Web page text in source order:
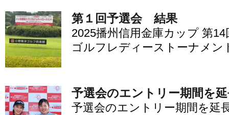
第１回予選会 結果
2025播州信用金庫カップ 第
ゴルフレディーストーナメン
予選会のエントリー期間を
予選会のエントリー期間を延